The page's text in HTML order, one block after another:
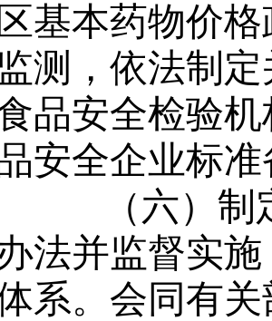
基本药物价
测，依法制
品安全检验
安全企业标
（六）
法并监督实
系。会同有